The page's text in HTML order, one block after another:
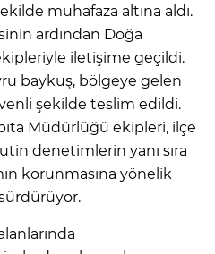
muhafaza altına aldı.
ardından Doğa
iletişime geçildi.
baykuş, bölgeye gelen
şekilde teslim edildi.
Müdürlüğü ekipleri, ilçe
denetimlerin yanı sıra
korunmasına yönelik
sürdürüyor.